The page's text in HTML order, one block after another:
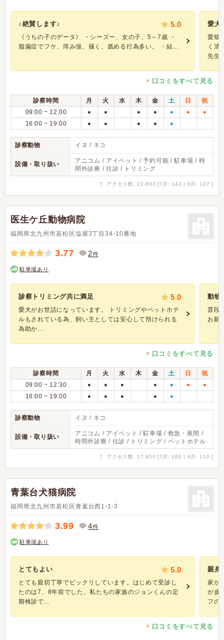
♪絶賛します♪ 5.0
《うちの子のデータ》 ・シーズー、女の子、5～7歳 ・
脂漏症でフケ、痒み強、掻く、舐める行為多い。 ・結...
愛犬
愛猫
く清
先生
口コミをすべて見る
診察時間 月 火 水 木 金 土 日
祝
09:00 ~ 12:00
● ● ● ● ● ● ●
16:00 ~ 19:00 ● ● ● ● ●
診察動物 イヌ / ネコ
設備・取り扱い
アニコム / アイペット / 予約可能 / 駐車場 / 時
間外診療 / 往診 / トリミング
↑ アクセス数: 22,803 [7月: 143 | 6月: 107 ]
医生ケ丘動物病院
福岡県北九州市若松区塩屋3丁目34-10番地
3.77 2件
駐車場あり
診察トリミング共に満足 5.0
愛犬がお世話になっています。 トリミングやペットホテ
ルもされている為、飼い主としては安心して預けられる
為助か...
動物
普段
お願
口コミをすべて見る
診察時間 月 火 水 木 金 土 日
祝
09:00 ~ 12:30
● ● ● ● ● ● ●
16:00 ~ 19:00 ● ● ● ● ●
診察動物 イヌ / ネコ
設備・取り扱い
アニコム / アイペット / 駐車場 / 救急・夜間 /
時間外診療 / 往診 / トリミング / ペットホテル
↑ アクセス数: 17,850 [7月: 160 | 6月: 110 ]
青葉台犬猫病院
福岡県北九州市若松区青葉台西1-1-3
3.99 4件
駐車場あり
とてもよい 5.0
とても親切丁寧でビックリしています。はじめて受診し
たのは7、8年前でした。私たちの家族のジョンくんの定
期検診で...
親身
家か
が皮
フの
口コミをすべて見る